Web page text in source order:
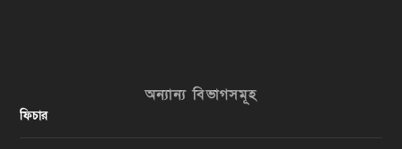
অন্যান্য বিভাগসমূহ
ফিচার